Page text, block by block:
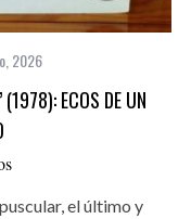
2026
(1978): ECOS DE UN
el último y